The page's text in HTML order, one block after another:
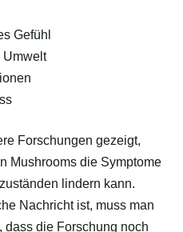
Gefühl
Umwelt
Forschungen gezeigt,
Mushrooms die Symptome
lindern kann.
Nachricht ist, muss man
dass die Forschung noch